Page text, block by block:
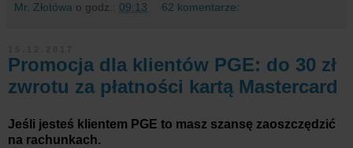
Mr. Złotówa o godz.: 09:13 62 komentarze:
Promocja dla klientów PGE: do 30 zł
zwrotu za płatności kartą Mastercard
Jeśli jesteś klientem PGE to masz szansę zaoszczędzić
na rachunkach.